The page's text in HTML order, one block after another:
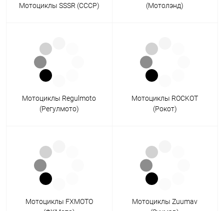
Мотоциклы SSSR (СССР)
(Мотолэнд)
Мотоциклы Regulmoto
(Регулмото)
Мотоциклы ROCKOT
(Рокот)
Мотоциклы FXMOTO
Мотоциклы Zuumav